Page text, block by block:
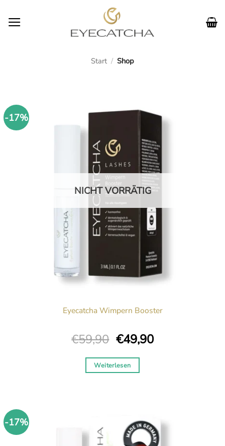
Inhalt
Start / Shop
-17%
NICHT VORRÄTIG
Eyecatcha Wimpern Booster
€59,90 Ursprünglicher
war:
€59,90
€49,90Aktueller
Weiterlesen
-17%